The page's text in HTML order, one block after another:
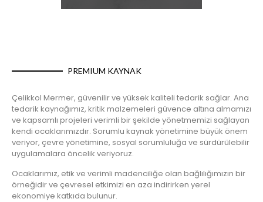
PREMIUM KAYNAK
Çelikkol Mermer, güvenilir ve yüksek kaliteli tedarik sağlar. Ana
tedarik kaynağımız, kritik malzemeleri güvence altına almamızı
ve kapsamlı projeleri verimli bir şekilde yönetmemizi sağlayan
kendi ocaklarımızdır. Sorumlu kaynak yönetimine büyük önem
veriyor, çevre yönetimine, sosyal sorumluluğa ve sürdürülebilir
uygulamalara öncelik veriyoruz.
Ocaklarımız, etik ve verimli madenciliğe olan bağlılığımızın bir
örneğidir ve çevresel etkimizi en aza indirirken yerel
ekonomiye katkıda bulunur.